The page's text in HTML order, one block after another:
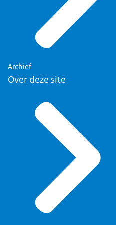
Archief
Over deze site